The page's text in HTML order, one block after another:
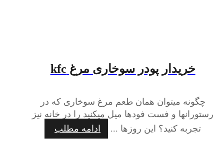
خریدار پودر سوخاری مرغ kfc
چگونه میتوان همان طعم مرغ سوخاری که در
رستورانها و فست فودها میل میکنید را در خانه نیز
تجربه کنید؟ این روزها ...
ادامه مطلب